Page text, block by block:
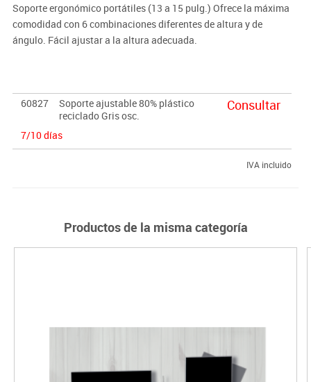
Soporte ergonómico portátiles (13 a 15 pulg.) Ofrece la máxima
comodidad con 6 combinaciones diferentes de altura y de
ángulo. Fácil ajustar a la altura adecuada.
60827
Soporte ajustable 80% plástico
reciclado Gris osc.
7/10 días
Consultar
IVA incluido
Productos de la misma categoría